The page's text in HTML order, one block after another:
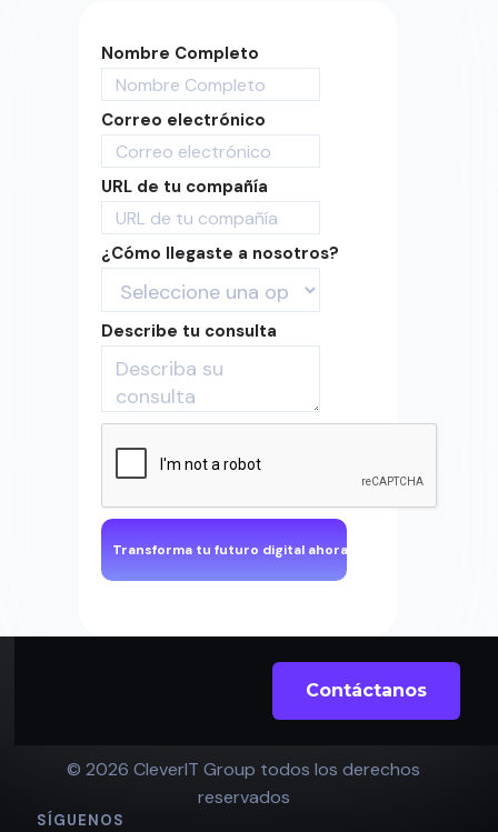
Nombre Completo
Correo electrónico
URL de tu compañía
¿Cómo llegaste a nosotros?
Describe tu consulta
Contáctanos
© 2026 CleverIT Group todos los derechos
reservados
SÍGUENOS